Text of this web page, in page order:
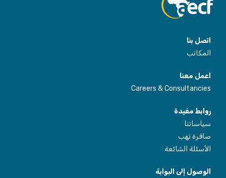
اتصل بنا
المكاتب
اعمل معنا
Careers & Consultancies
روابط مفيدة
سياساتنا
صافرة تهب
الأسئلة الشائعة
الوصول إلى البوابة